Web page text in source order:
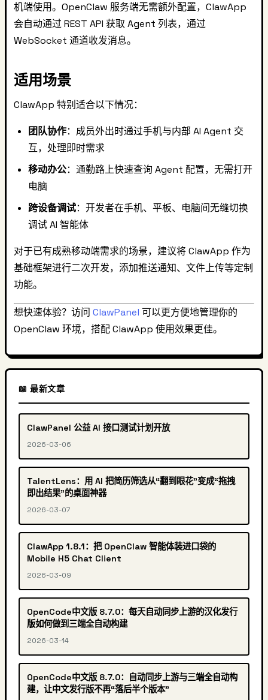
机端使用。OpenClaw 服务端无需额外配置，ClawApp
会自动通过 REST API 获取 Agent 列表，通过
WebSocket 通道收发消息。
适用场景
ClawApp 特别适合以下情况：
团队协作：成员外出时通过手机与内部 AI Agent 交
互，处理即时需求
移动办公：通勤路上快速查询 Agent 配置，无需打开
电脑
跨设备调试：开发者在手机、平板、电脑间无缝切换
调试 AI 智能体
对于已有成熟移动端需求的场景，建议将 ClawApp 作为
基础框架进行二次开发，添加推送通知、文件上传等定制
功能。
想快速体验？访问 ClawPanel 可以更方便地管理你的
OpenClaw 环境，搭配 ClawApp 使用效果更佳。
📖 最新文章
ClawPanel 公益 AI 接口测试计划开放
2026-03-06
TalentLens：用 AI 把简历筛选从“翻到眼花”变成“拖拽
即出结果”的桌面神器
2026-03-07
ClawApp 1.8.1：把 OpenClaw 智能体装进口袋的
Mobile H5 Chat Client
2026-03-09
OpenCode中文版 8.7.0：每天自动同步上游的汉化发行
版如何做到三端全自动构建
2026-03-14
OpenCode中文版 8.7.0：自动同步上游与三端全自动构
建，让中文发行版不再“落后半个版本”